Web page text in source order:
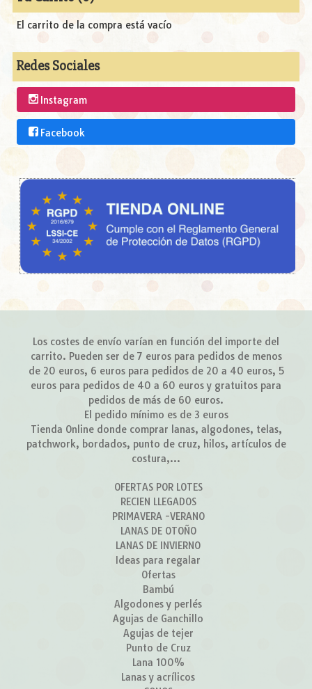
El carrito de la compra está vacío
Redes Sociales
Instagram
Facebook
Los costes de envío varían en función del importe del
carrito. Pueden ser de 7 euros para pedidos de menos
de 20 euros, 6 euros para pedidos de 20 a 40 euros, 5
euros para pedidos de 40 a 60 euros y gratuitos para
pedidos de más de 60 euros.
El pedido mínimo es de 3 euros
Tienda Online donde comprar lanas, algodones, telas,
patchwork, bordados, punto de cruz, hilos, artículos de
costura,...
OFERTAS POR LOTES
RECIEN LLEGADOS
PRIMAVERA -VERANO
LANAS DE OTOÑO
LANAS DE INVIERNO
Ideas para regalar
Ofertas
Bambú
Algodones y perlés
Agujas de Ganchillo
Agujas de tejer
Punto de Cruz
Lana 100%
Lanas y acrílicos